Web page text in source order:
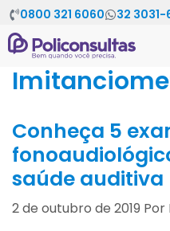
0800 321 6060 32
Conheça 5
saúde auditiva
2 de outubro de 2019 Por